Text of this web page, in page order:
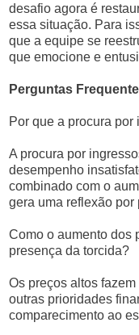
desafio agora é
essa situação. Para
que a equipe se
que emocione e
Perguntas
Por que a procura
A procura por
desempenho
combinado com o
gera uma reflexão por
Como o aumento dos
presença da torcida?
Os preços altos
outras prioridades
comparecimento ao